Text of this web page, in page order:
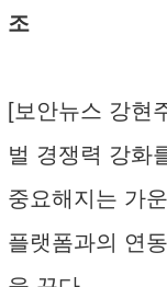
조
[보안뉴스 강현
벌 경쟁력 강화
중요해지는 가
플랫폼과의 연